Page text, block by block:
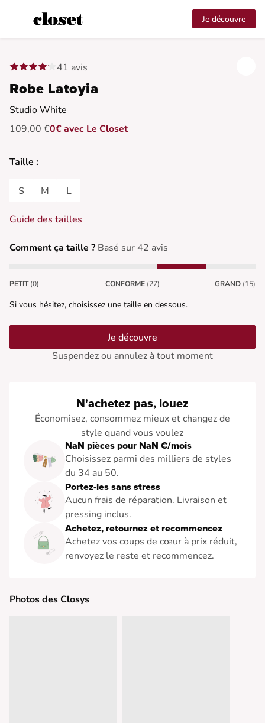
Je découvre
41 avis
Robe Latoyia
Studio White
109,00 €0€ avec Le Closet
Taille :
S M L
Guide des tailles
Comment ça taille ? Basé sur 42 avis
PETIT (0) CONFORME (27) GRAND (15)
Si vous hésitez, choisissez une taille en dessous.
Je découvre
Suspendez ou annulez à tout moment
N'achetez pas, louez
Économisez, consommez mieux et changez de
style quand vous voulez
NaN pièces pour NaN €/mois
Choisissez parmi des milliers de styles
du 34 au 50.
Portez-les sans stress
Aucun frais de réparation. Livraison et
pressing inclus.
Achetez, retournez et recommencez
Achetez vos coups de cœur à prix réduit,
renvoyez le reste et recommencez.
Photos des Closys